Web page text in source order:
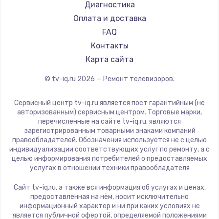
Замена видеокарты
1600 руб.
Заказать
Ремонт разъема питания
880 руб.
Заказать
Замена видеочипа
2745 руб.
Заказать
2600 руб.
Заказать
Hyundai
Doffler
Hiper
Grundig
HITACHI
Yandex
National
iFFALCON
Tuvio
Nord
BenQ
Диагностика
Оплата и доставка
FAQ
Контакты
Карта сайта
© tv-iq.ru 2026 — Ремонт телевизоров.
Сервисный центр tv-iq.ru является пост гарантийным (не
авторизованным) сервисным центром. Торговые марки,
перечисленные на сайте tv-iq.ru, являются
зарегистрированным товарными знаками компаний
правообладателей. Обозначения используется не с целью
индивидуализации соответствующих услуг по ремонту, а с
целью информирования потребителей о предоставляемых
услугах в отношении техники правообладателя
Сайт tv-iq.ru, а также вся информация об услугах и ценах,
предоставленная на нём, носит исключительно
информационный характер и ни при каких условиях не
является публичной офертой, определяемой положениями